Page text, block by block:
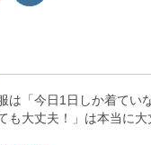
は「今日1日しか着てい
も大丈夫！」は本当に大